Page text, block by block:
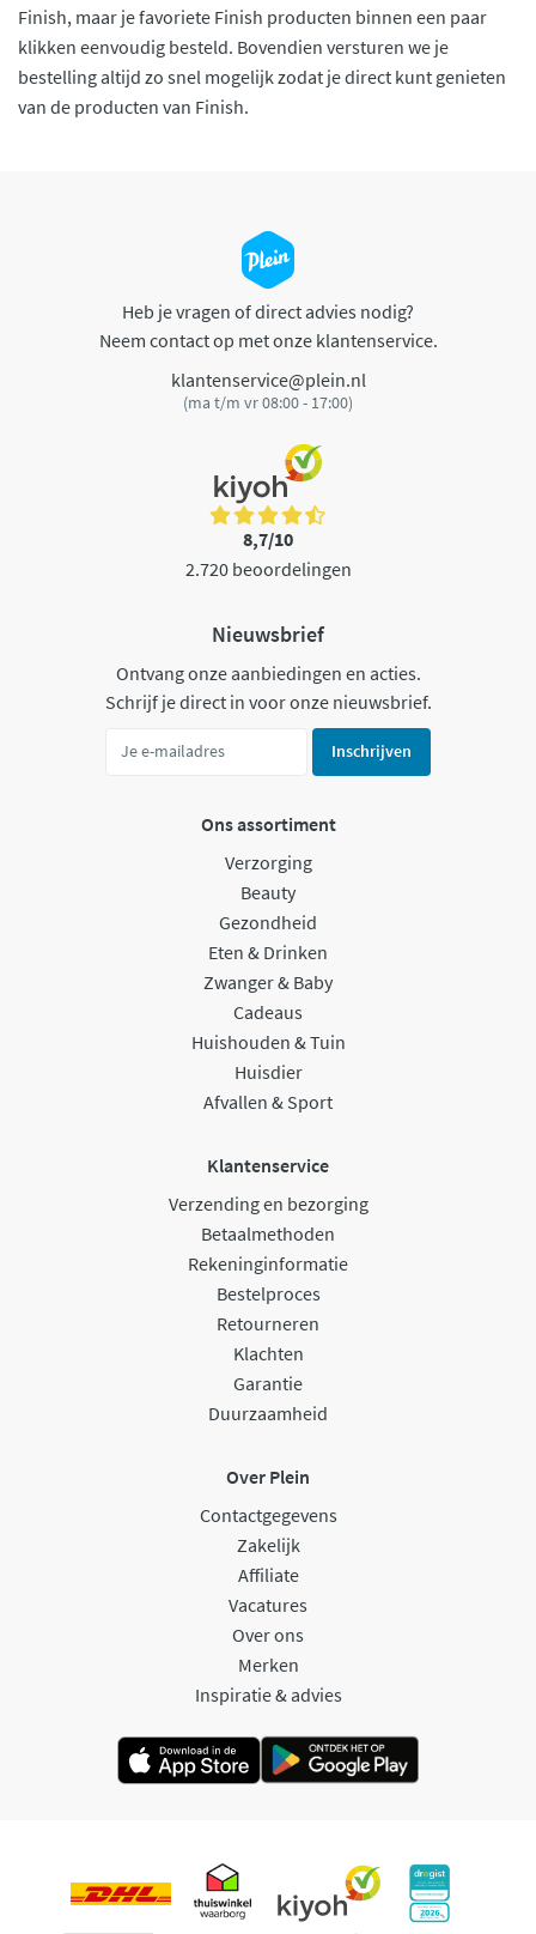
Finish, maar je favoriete Finish producten binnen een paar
klikken eenvoudig besteld. Bovendien versturen we je
bestelling altijd zo snel mogelijk zodat je direct kunt genieten
van de producten van Finish.
Heb je vragen of direct advies nodig?
Neem contact op met onze klantenservice.
klantenservice@plein.nl
(ma t/m vr 08:00 - 17:00)
8,7/10
2.720 beoordelingen
Nieuwsbrief
Ontvang onze aanbiedingen en acties.
Schrijf je direct in voor onze nieuwsbrief.
Inschrijven
Ons assortiment
Verzorging
Beauty
Gezondheid
Eten & Drinken
Zwanger & Baby
Cadeaus
Huishouden & Tuin
Huisdier
Afvallen & Sport
Klantenservice
Verzending en bezorging
Betaalmethoden
Rekeninginformatie
Bestelproces
Retourneren
Klachten
Garantie
Duurzaamheid
Over Plein
Contactgegevens
Zakelijk
Affiliate
Vacatures
Over ons
Merken
Inspiratie & advies